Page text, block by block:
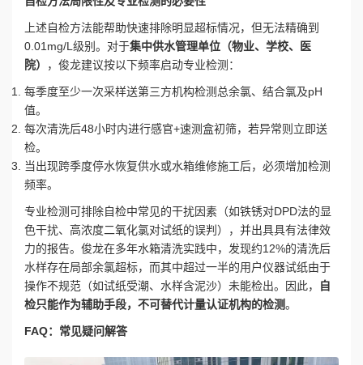
上述自检方法能帮助快速排除明显超标情况，但无法精确到
0.01mg/L级别。对于集中供水管理单位（物业、学校、医
院）
，俊龙建议按以下频率启动专业检测：
每季度至少一次采样送第三方机构检测总余氯、结合氯及pH
值。
每次清洗后48小时内进行感官+速测盒初筛，若异常则立即送
检。
当出现跨季度停水恢复供水或水箱维修施工后，必须增加检测
频率。
专业检测可排除自检中常见的干扰因素（如铁锈对DPD法的显
色干扰、高浓度二氧化氯对试纸的误判），并出具具有法律效
力的报告。俊龙在多年水箱清洗实践中，发现约12%的清洗后
水样存在局部余氯超标，而其中超过一半的用户仪器试纸由于
操作不规范（如试纸受潮、水样含泥沙）未能检出。因此，
自
检只能作为辅助手段，不可替代计量认证机构的检测。
FAQ：常见疑问解答